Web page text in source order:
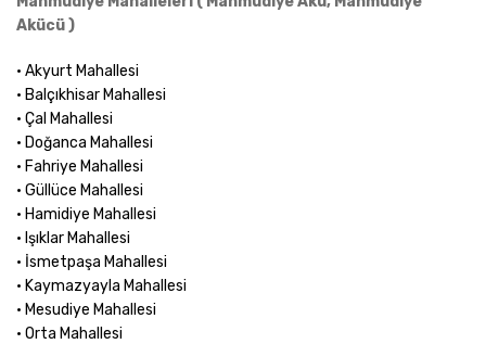
Akücü )
• Akyurt Mahallesi
• Balçıkhisar Mahallesi
• Çal Mahallesi
• Doğanca Mahallesi
• Fahriye Mahallesi
• Güllüce Mahallesi
• Hamidiye Mahallesi
• Işıklar Mahallesi
• İsmetpaşa Mahallesi
• Kaymazyayla Mahallesi
• Mesudiye Mahallesi
• Orta Mahallesi